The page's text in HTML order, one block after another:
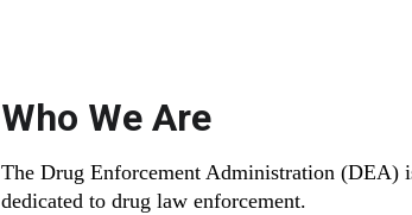
Who We Are
The Drug Enforcement Administration (DEA)
dedicated to drug law enforcement.